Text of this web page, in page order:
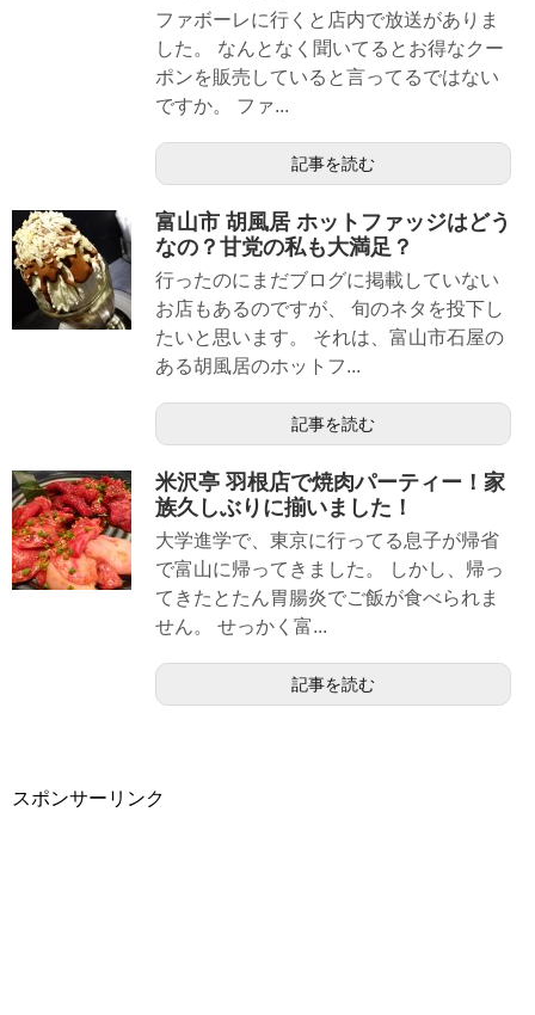
ファボーレに行くと店内で放送がありま
した。 なんとなく聞いてるとお得なクー
ポンを販売していると言ってるではない
ですか。 ファ...
記事を読む
富山市 胡風居 ホットファッジはどう
なの？甘党の私も大満足？
行ったのにまだブログに掲載していない
お店もあるのですが、 旬のネタを投下し
たいと思います。 それは、富山市石屋の
ある胡風居のホットフ...
記事を読む
米沢亭 羽根店で焼肉パーティー！家
族久しぶりに揃いました！
大学進学で、東京に行ってる息子が帰省
で富山に帰ってきました。 しかし、帰っ
てきたとたん胃腸炎でご飯が食べられま
せん。 せっかく富...
記事を読む
スポンサーリンク